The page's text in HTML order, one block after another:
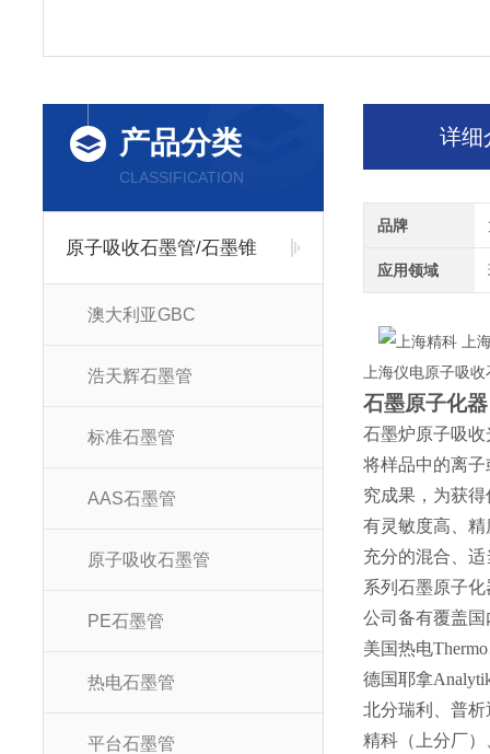
产品分类
CLASSIFICATION
原子吸收石墨管/石墨锥
澳大利亚GBC
浩天辉石墨管
标准石墨管
AAS石墨管
原子吸收石墨管
PE石墨管
热电石墨管
平台石墨管
详细
品牌
应用领域
上海仪电原子吸
石墨原子化
石墨炉原子吸
将样品中的离
究成果，为获
有灵敏度高、
充分的混合、
系列石墨原子
公司备有覆盖
美国热电
德国耶拿
北分瑞利、普
精科（上分厂